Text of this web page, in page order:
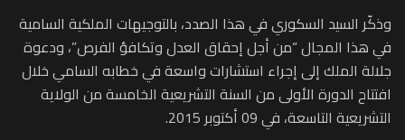
وذكّر السيد السكوري في هذا الصدد، بالتوجيهات الملكية السامية
في هذا المجال “من أجل إحقاق العدل وتكافؤ الفرص”، ودعوة
جلالة الملك إلى إجراء استشارات واسعة في خطابه السامي خلال
افتتاح الدورة الأولى من السنة التشريعية الخامسة من الولاية
التشريعية التاسعة، في 09 أكتوبر 2015.